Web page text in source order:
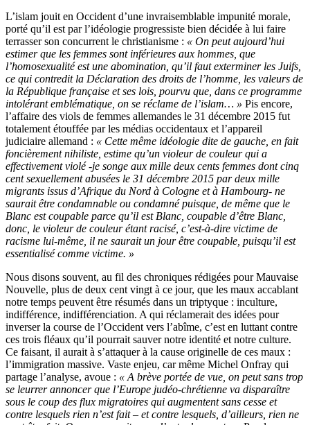
L’islam jouit en Occident d’une invraisemblable impunité morale,
porté qu’il est par l’idéologie progressiste bien décidée à lui faire
terrasser son concurrent le christianisme : « On peut aujourd’hui
estimer que les femmes sont inférieures aux hommes, que
l’homosexualité est une abomination, qu’il faut exterminer les Juifs,
ce qui contredit la Déclaration des droits de l’homme, les valeurs de
la République française et ses lois, pourvu que, dans ce programme
intolérant emblématique, on se réclame de l’islam… » Pis encore,
l’affaire des viols de femmes allemandes le 31 décembre 2015 fut
totalement étouffée par les médias occidentaux et l’appareil
judiciaire allemand : « Cette même idéologie dite de gauche, en fait
foncièrement nihiliste, estime qu’un violeur de couleur qui a
effectivement violé -je songe aux mille deux cents femmes dont cinq
cent sexuellement abusées le 31 décembre 2015 par deux mille
migrants issus d’Afrique du Nord à Cologne et à Hambourg- ne
saurait être condamnable ou condamné puisque, de même que le
Blanc est coupable parce qu’il est Blanc, coupable d’être Blanc,
donc, le violeur de couleur étant racisé, c’est-à-dire victime de
racisme lui-même, il ne saurait un jour être coupable, puisqu’il est
essentialisé comme victime. »
Nous disons souvent, au fil des chroniques rédigées pour Mauvaise
Nouvelle, plus de deux cent vingt à ce jour, que les maux accablant
notre temps peuvent être résumés dans un triptyque : inculture,
indifférence, indifférenciation. A qui réclamerait des idées pour
inverser la course de l’Occident vers l’abîme, c’est en luttant contre
ces trois fléaux qu’il pourrait sauver notre identité et notre culture.
Ce faisant, il aurait à s’attaquer à la cause originelle de ces maux :
l’immigration massive. Vaste enjeu, car même Michel Onfray qui
partage l’analyse, avoue : « A brève portée de vue, on peut sans trop
se leurrer annoncer que l’Europe judéo-chrétienne va disparaître
sous le coup des flux migratoires qui augmentent sans cesse et
contre lesquels rien n’est fait – et contre lesquels, d’ailleurs, rien ne